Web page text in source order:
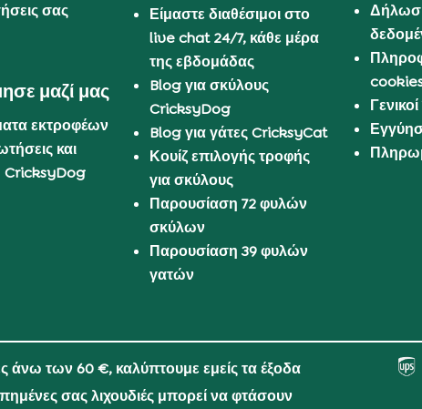
σας
μαζί μας
εκτροφέων
και
Είμαστε διαθέσιμοι στο
live chat 24/7, κάθε μέρα
της εβδομάδας
Blog για σκύλους
CricksyDog
Blog για γάτες CricksyCat
Κουίζ επιλογής τροφής
για σκύλους
Παρουσίαση 72 φυλών
σκύλων
Παρουσίαση 39 φυλών
γατών
άνω των 60 €, καλύπτουμε εμείς τα έξοδα
σας λιχουδιές μπορεί να φτάσουν